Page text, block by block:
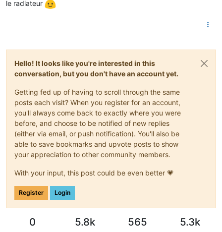
le radiateur
Hello! It looks like you're interested in this
conversation, but you don't have an account yet.
Getting fed up of having to scroll through the same
posts each visit? When you register for an account,
you'll always come back to exactly where you were
before, and choose to be notified of new replies
(either via email, or push notification). You'll also be
able to save bookmarks and upvote posts to show
your appreciation to other community members.
With your input, this post could be even better 💗
Register Login
0 5.8k 565 5.3k